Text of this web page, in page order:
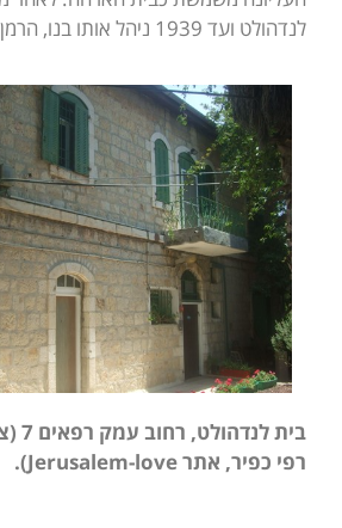
לנדהולט ועד 1939 ניהל אותו בנו, הרמן.
בית
רפי כפיר, אתרJerusalem-love
).